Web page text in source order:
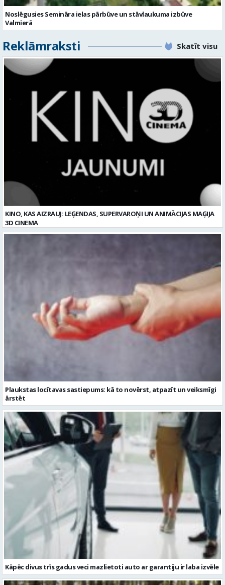
Noslēgusies Semināra ielas pārbūve un stāvlaukuma izbūve
Valmierā
Reklāmraksti Skatīt visu
KINO, KAS AIZRAUJ: LEĢENDAS, SUPERVAROŅI UN ANIMĀCIJAS MAĢIJA
3D CINEMA
Plaukstas locītavas sastiepums: kā to novērst, atpazīt un veiksmīgi
ārstēt
Kāpēc divus trīs gadus veci mazlietoti auto ar garantiju ir laba izvēle